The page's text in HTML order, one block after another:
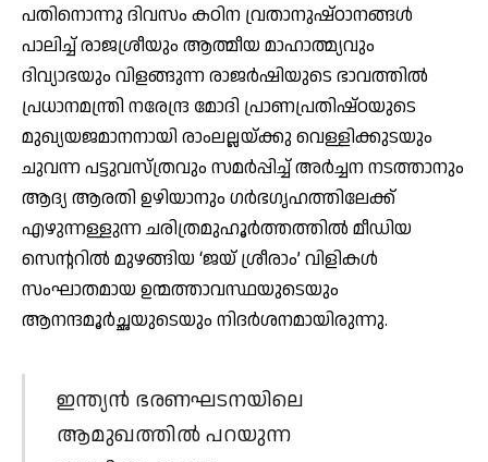
പതിനൊന്നു ദിവസം കഠിന വ്രതാനുഷ്ഠാനങ്ങള്‍
പാലിച്ച് രാജശ്രീയും ആത്മീയ മാഹാത്മ്യവും
ദിവ്യാഭയും വിളങ്ങുന്ന രാജര്‍ഷിയുടെ ഭാവത്തില്‍
പ്രധാനമന്ത്രി നരേന്ദ്ര മോദി പ്രാണപ്രതിഷ്ഠയുടെ
മുഖ്യയജമാനനായി രാംലല്ലയ്ക്കു വെള്ളിക്കുടയും
ചുവന്ന പട്ടുവസ്ത്രവും സമര്‍പ്പിച്ച് അര്‍ച്ചന നടത്താനും
ആദ്യ ആരതി ഉഴിയാനും ഗര്‍ഭഗൃഹത്തിലേക്ക്
എഴുന്നള്ളുന്ന ചരിത്രമുഹൂര്‍ത്തത്തില്‍ മീഡിയ
സെന്ററില്‍ മുഴങ്ങിയ ‘ജയ് ശ്രീരാം’ വിളികള്‍
സംഘാതമായ ഉന്മത്താവസ്ഥയുടെയും
ആനന്ദമൂര്‍ച്ഛയുടെയും നിദര്‍ശനമായിരുന്നു.
ഇന്ത്യന്‍ ഭരണഘടനയിലെ
ആമുഖത്തില്‍ പറയുന്ന